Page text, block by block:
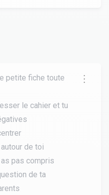
petite fiche toute
le cahier et tu
de toi
pas compris
de ta